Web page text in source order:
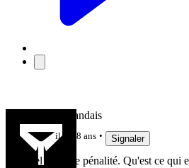
Le Haut Landais
il y a 8 ans Signaler
Bel essai de pénalité. Qu'est ce qui